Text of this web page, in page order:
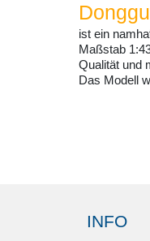
ist ein
Maßstab
Qualität und
Das Modell
INFO